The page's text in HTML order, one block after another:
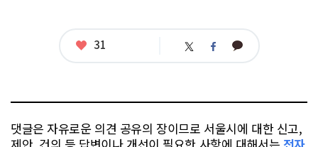
좋
31 트 페 카
댓글은 자유로운 의견 공유의 장이므로 서울시에 대한 신고,